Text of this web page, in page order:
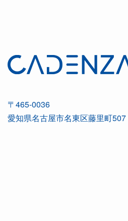
〒465-0036
愛知県名古屋市名東区藤里町507